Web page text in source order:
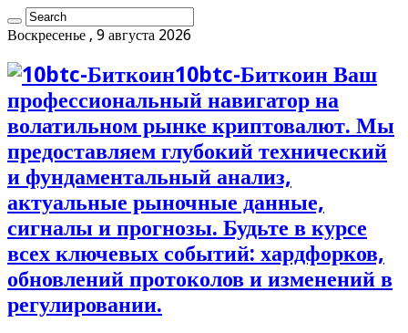
Воскресенье , 9 августа 2026
10btc-Биткоин Ваш
профессиональный навигатор на
волатильном рынке криптовалют. Мы
предоставляем глубокий технический
и фундаментальный анализ,
актуальные рыночные данные,
сигналы и прогнозы. Будьте в курсе
всех ключевых событий: хардфорков,
обновлений протоколов и изменений в
регулировании.